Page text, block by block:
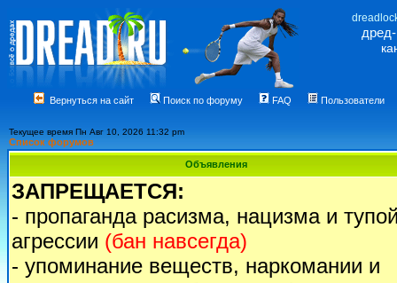
Вернуться на сайт Поиск по форуму FAQ Пользователи
Текущее время Пн Авг 10, 2026 11:32 pm
Список форумов
Объявления
ЗАПРЕЩАЕТСЯ:
- пропаганда расизма, нацизма и
агрессии (бан навсегда)
- упоминание веществ, наркомании и